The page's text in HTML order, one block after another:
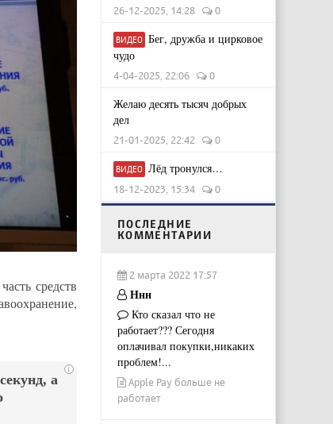
средств
i
а
26-12-2025, 14:28 0
ВИДЕО Бег, дружба и цирковое
чудо
4-04-2025, 22:06 0
Желаю десять тысяч добрых
дел
21-01-2025, 22:42 0
ВИДЕО Лёд тронулся…
18-12-2023, 15:34 0
ПОСЛЕДНИЕ
КОММЕНТАРИИ
2 марта 2022 17:57
Ннн
Кто сказал что не
работает??? Сегодня
оплачивал покупки,никаких
проблем!...
Apple Pay больше не
работает